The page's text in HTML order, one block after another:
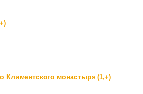
Климентского монастыря (1,+)